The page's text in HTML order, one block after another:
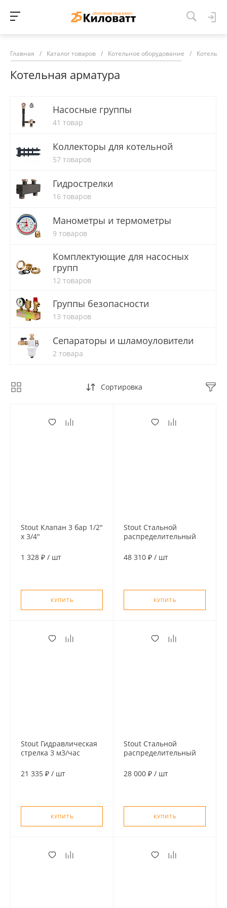
Главная / Каталог товаров / Котельное оборудование /
Котельная арматура
Насосные группы
41 товар
Коллекторы для котельной
57 товаров
Гидрострелки
16 товаров
Манометры и термометры
9 товаров
Комплектующие для насосных
групп
12 товаров
Группы безопасности
13 товаров
Сепараторы и шламоуловители
2 товара
Сортировка
Stout Клапан 3 бар 1/2"
х 3/4"
для отопления (OR)
1 328 ₽ / шт
КУПИТЬ
Stout Стальной
распределительный
отопительных контура
48 310 ₽ / шт
КУПИТЬ
Stout Гидравлическая
стрелка 3 м3/час
21 335 ₽ / шт
КУПИТЬ
Stout Стальной
распределительный
отопительных контура.
28 000 ₽ / шт
КУПИТЬ